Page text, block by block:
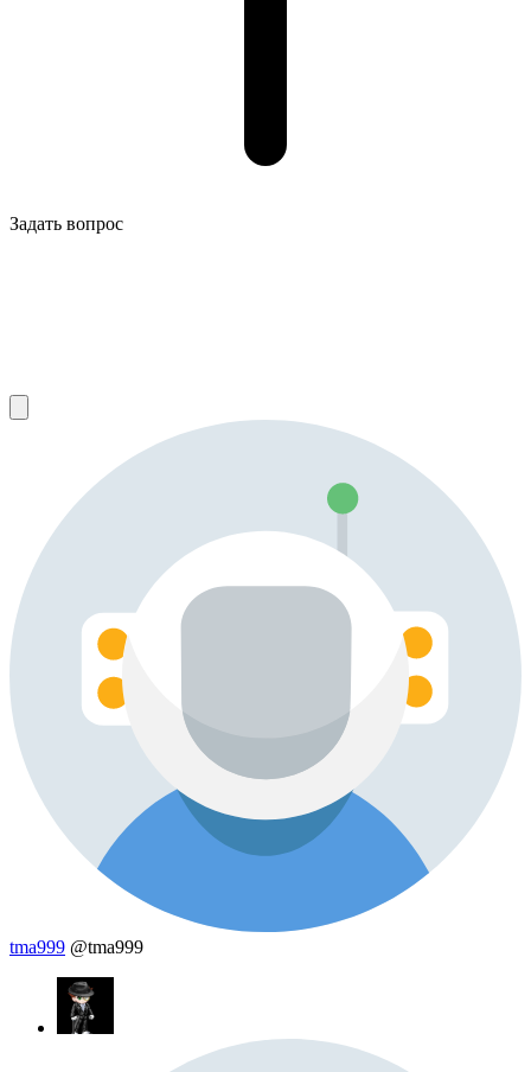
Задать вопрос
tma999 @tma999